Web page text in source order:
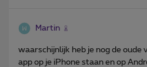
Martin
waarschijnlijk heb je nog de oude
app op je iPhone staan en op